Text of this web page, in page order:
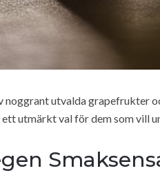
noggrant utvalda grapefrukter
utmärkt val för dem som vill